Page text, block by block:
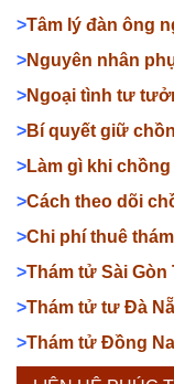
>Tâm lý đàn ông
>Nguyên nhân
>Ngoại tình tư
>Bí quyết giữ
>Làm gì khi
>Cách theo dõi
>Chi phí thuê
>Thám tử Sài Gòn
>Thám tử tư Đà
>Thám tử Đồng